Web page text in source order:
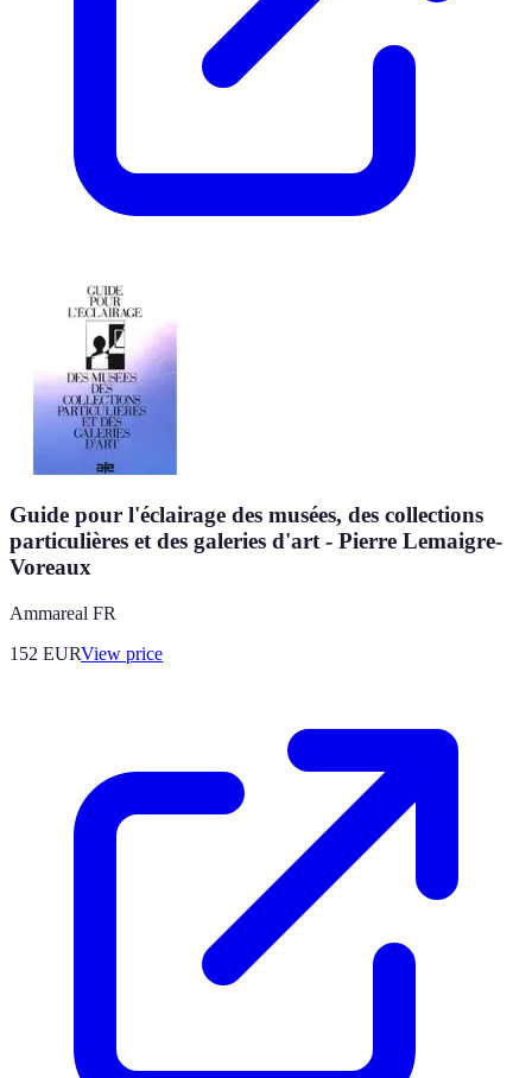
Guide pour l'éclairage des musées, des collections
particulières et des galeries d'art - Pierre Lemaigre-
Voreaux
Ammareal FR
152 EURView price